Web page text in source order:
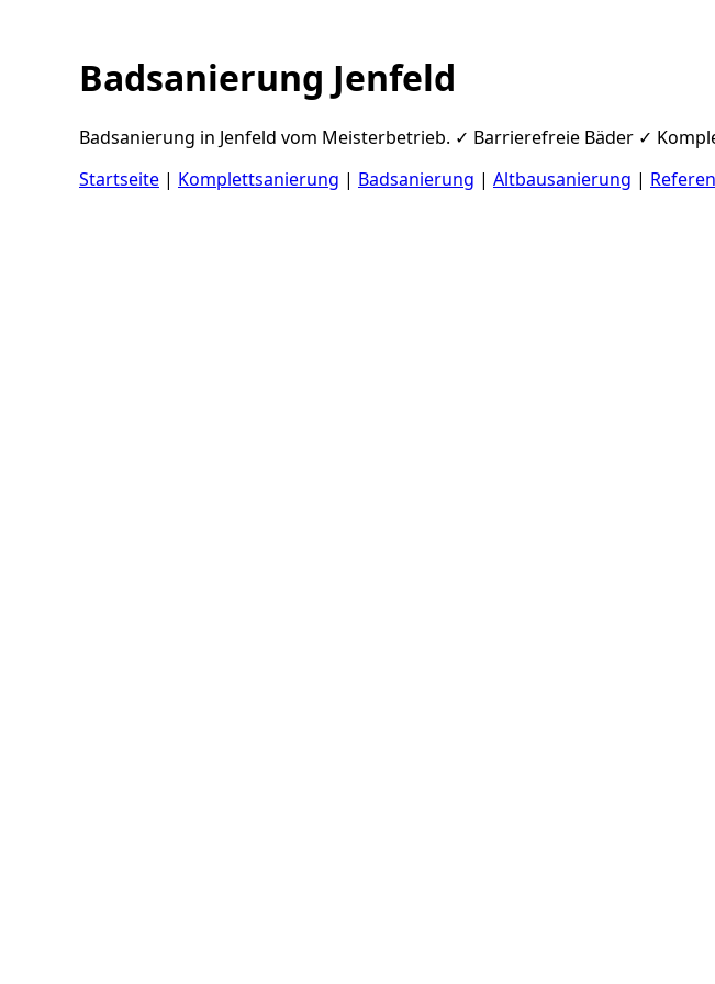
Badsanierung Jenfeld
Badsanierung in Jenfeld vom Meisterbetrieb. ✓ Barrierefreie Bäder ✓
Startseite | Komplettsanierung | Badsanierung | Altbausanierung |